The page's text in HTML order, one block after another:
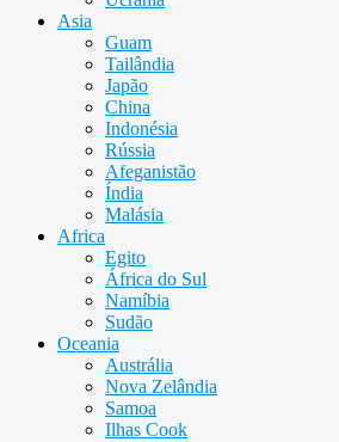
Asia
Guam
Tailândia
Japão
China
Indonésia
Rússia
Afeganistão
Índia
Malásia
Africa
Egito
África do Sul
Namíbia
Sudão
Oceania
Austrália
Nova Zelândia
Samoa
Ilhas Cook